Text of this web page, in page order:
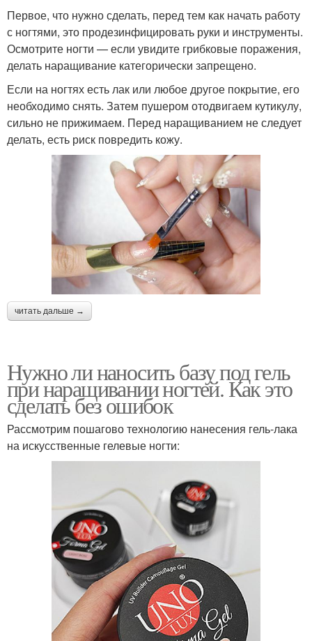
Первое, что нужно сделать, перед тем как начать работу
с ногтями, это продезинфицировать руки и инструменты.
Осмотрите ногти — если увидите грибковые поражения,
делать наращивание категорически запрещено.
Если на ногтях есть лак или любое другое покрытие, его
необходимо снять. Затем пушером отодвигаем кутикулу,
сильно не прижимаем. Перед наращиванием не следует
делать, есть риск повредить кожу.
читать дальше →
Нужно ли наносить базу под гель
при наращивании ногтей. Как это
сделать без ошибок
Рассмотрим пошагово технологию нанесения гель-лака
на искусственные гелевые ногти: